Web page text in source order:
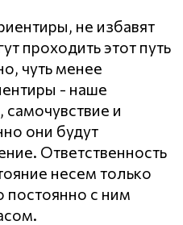
не избавят
проходить этот путь
чуть менее
- наше
самочувствие и
они будут
Ответственность
несем только
постоянно с ним